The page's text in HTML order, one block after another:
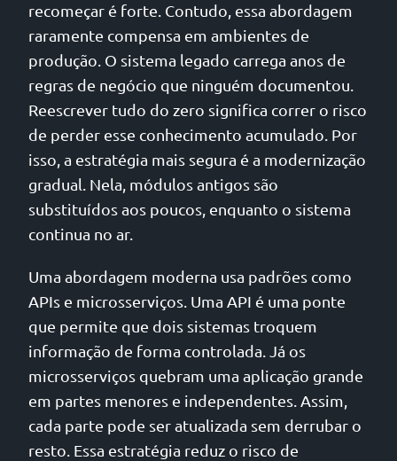
recomeçar é forte. Contudo, essa abordagem
raramente compensa em ambientes de
produção. O sistema legado carrega anos de
regras de negócio que ninguém documentou.
Reescrever tudo do zero significa correr o risco
de perder esse conhecimento acumulado. Por
isso, a estratégia mais segura é a modernização
gradual. Nela, módulos antigos são
substituídos aos poucos, enquanto o sistema
continua no ar.
Uma abordagem moderna usa padrões como
APIs e microsserviços. Uma API é uma ponte
que permite que dois sistemas troquem
informação de forma controlada. Já os
microsserviços quebram uma aplicação grande
em partes menores e independentes. Assim,
cada parte pode ser atualizada sem derrubar o
resto. Essa estratégia reduz o risco de